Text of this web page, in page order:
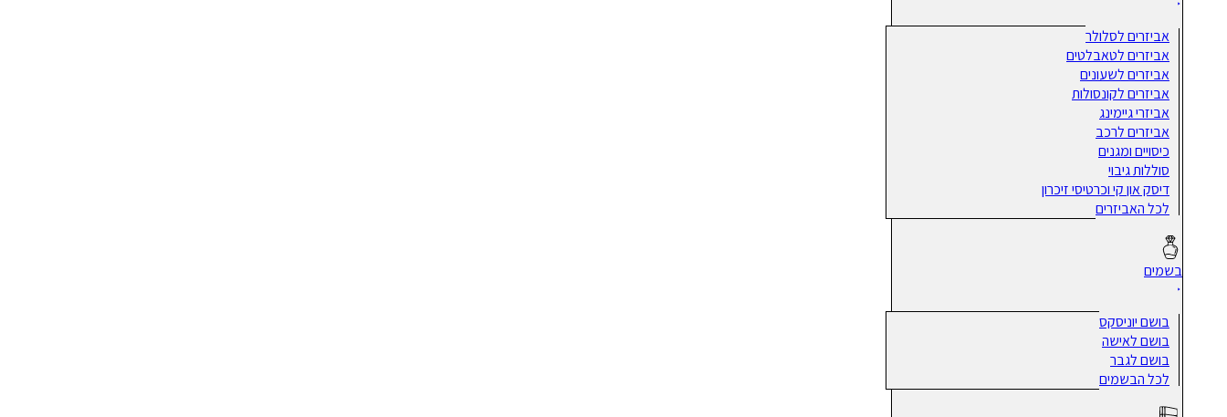
אביזרים לסלולר
אביזרים לטאבלטים
אביזרים לשעונים
אביזרים לקונסולות
אביזרי גיימינג
אביזרים לרכב
כיסויים ומגנים
סוללות גיבוי
דיסק און קי וכרטיסי זיכרון
לכל האביזרים
בשמים
בושם יוניסקס
בושם לאישה
בושם לגבר
לכל הבשמים